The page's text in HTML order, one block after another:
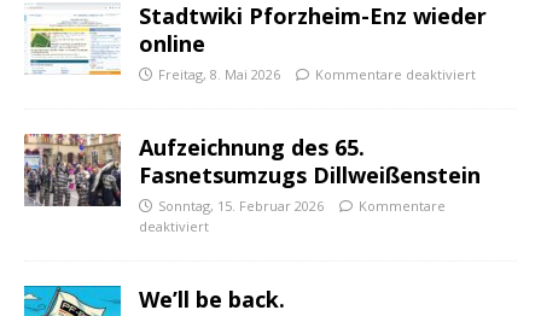
Stadtwiki Pforzheim-Enz wieder
online
Freitag, 8. Mai 2026 Kommentare deaktiviert
Aufzeichnung des 65.
Fasnetsumzugs Dillweißenstein
Sonntag, 15. Februar 2026
Kommentare
deaktiviert
We’ll be back.